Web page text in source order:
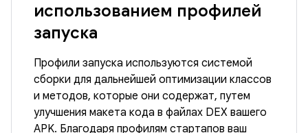
использованием профилей
запуска
Профили запуска используются системой
сборки для дальнейшей оптимизации классов
и методов, которые они содержат, путем
улучшения макета кода в файлах DEX вашего
APK. Благодаря профилям стартапов ваш